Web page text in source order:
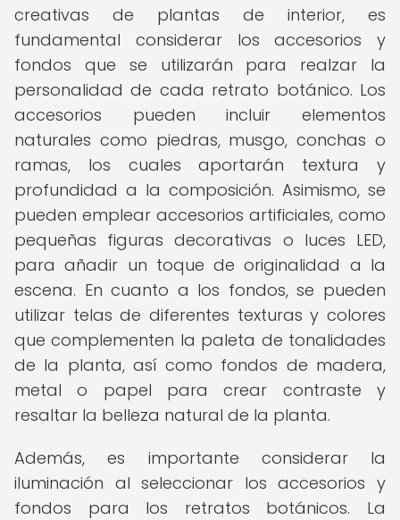
creativas de plantas de interior, es
fundamental considerar los accesorios y
fondos que se utilizarán para realzar la
personalidad de cada retrato botánico. Los
accesorios pueden incluir elementos
naturales como piedras, musgo, conchas o
ramas, los cuales aportarán textura y
profundidad a la composición. Asimismo, se
pueden emplear accesorios artificiales, como
pequeñas figuras decorativas o luces LED,
para añadir un toque de originalidad a la
escena. En cuanto a los fondos, se pueden
utilizar telas de diferentes texturas y colores
que complementen la paleta de tonalidades
de la planta, así como fondos de madera,
metal o papel para crear contraste y
resaltar la belleza natural de la planta.
Además, es importante considerar la
iluminación al seleccionar los accesorios y
fondos para los retratos botánicos. La